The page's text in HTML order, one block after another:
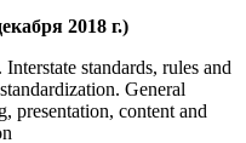
2018 г.)
standards, rules and
General
presentation, content and